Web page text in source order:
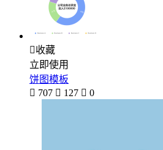
收藏
立即使用
饼图模板
 707  127  0